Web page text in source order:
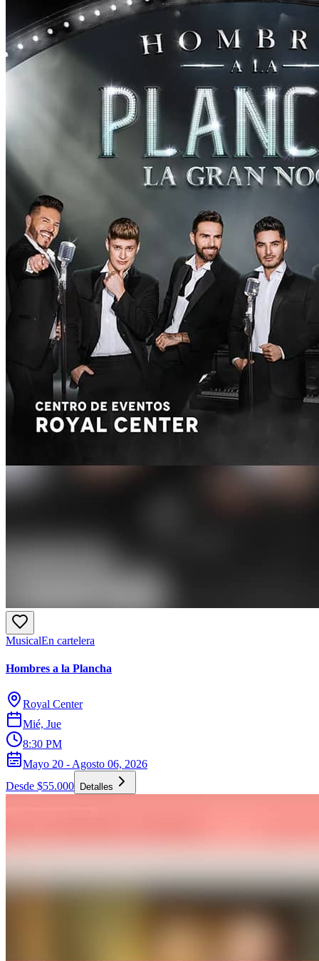
MusicalEn cartelera
Hombres a la Plancha
Royal Center
Mié, Jue
8:30 PM
Mayo 20 - Agosto 06, 2026
Desde $55.000 Detalles